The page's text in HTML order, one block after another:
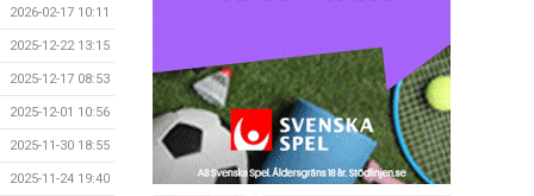
2026-02-17 10:11
2025-12-22 13:15
2025-12-17 08:53
2025-12-01 10:56
2025-11-30 18:55
2025-11-24 19:40